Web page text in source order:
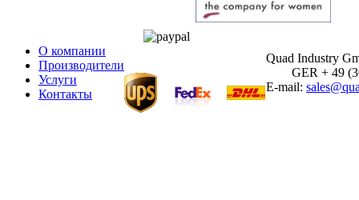
О компании
Производители
Услуги
Контакты
Quad Industry
GER + 49
E-mail: